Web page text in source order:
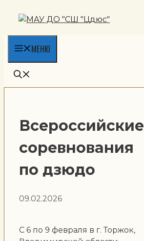
МЕНЮ
Всероссийские
соревнования
по дзюдо
09.02.2026
С 6 по 9 февраля в г. Торжок,